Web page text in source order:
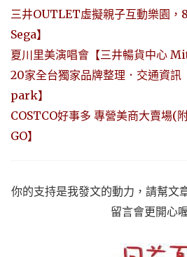
三井OUTLET虛擬親子互動樂園，
Sega】
夏川里美演唱會【三井暢貨中心
20家全台獨家品牌整理．交通資
park】
COSTCO好事多 專營美商大賣場(
GO】
你的支持是我發文的動力，請幫文
留言會更開心